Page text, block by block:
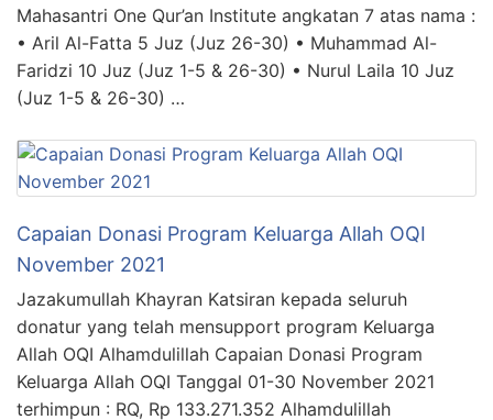
Mahasantri One Qur’an Institute angkatan 7 atas nama :
• Aril Al-Fatta 5 Juz (Juz 26-30) • Muhammad Al-
Faridzi 10 Juz (Juz 1-5 & 26-30) • Nurul Laila 10 Juz
(Juz 1-5 & 26-30) …
Capaian Donasi Program Keluarga Allah OQI
November 2021
Jazakumullah Khayran Katsiran kepada seluruh
donatur yang telah mensupport program Keluarga
Allah OQI Alhamdulillah Capaian Donasi Program
Keluarga Allah OQI Tanggal 01-30 November 2021
terhimpun : RQ, Rp 133.271.352 Alhamdulillah